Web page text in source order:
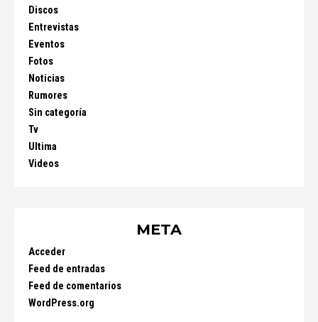
Discos
Entrevistas
Eventos
Fotos
Noticias
Rumores
Sin categoría
Tv
Ultima
Videos
META
Acceder
Feed de entradas
Feed de comentarios
WordPress.org